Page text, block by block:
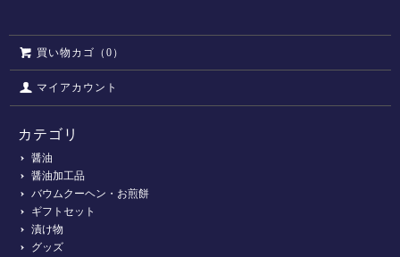
買い物カゴ（0）
マイアカウント
カテゴリ
醤油
醤油加工品
バウムクーヘン・お煎餅
ギフトセット
漬け物
グッズ